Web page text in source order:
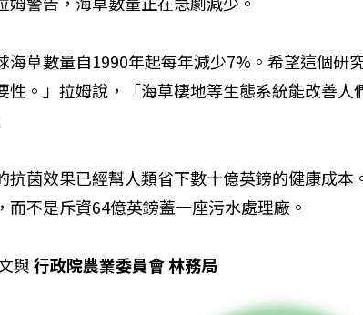
海草數量自1990年起每年減少7%。希望這個
性。」拉姆說，「海草棲地等生態系統能改善
抗菌效果已經幫人類省下數十億英鎊的健康成
而不是斥資64億英鎊蓋一座污水處理廠。
與 行政院農業委員會 林務局